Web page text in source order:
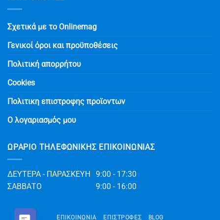
Σχετικά με το Onlinemag
Γενικοί όροι και προϋποθέσεις
Πολιτική απορρήτου
Cookies
Πολιτικη επιστροφης προϊοντων
Ο λογαριασμός μου
ΩΡΆΡΙΟ ΤΗΛΕΦΩΝΙΚΉΣ ΕΠΙΚΟΙΝΩΝΊΑΣ
ΔΕΥΤΕΡΑ - ΠΑΡΑΣΚΕΥΗ
9:00 - 17:30
ΣΑΒΒΑΤΟ
9:00 - 16:00
ΕΠΙΚΟΙΝΩΝΊΑ ΕΠΙΣΤΡΟΦΕΣ BLOG